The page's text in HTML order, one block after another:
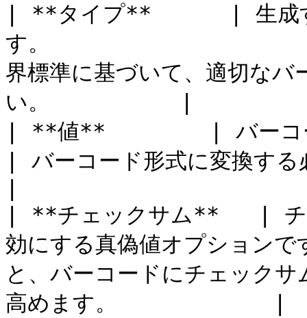
| **タイプ**      | 生成す
す。
界標準に基づいて、適切なバ
い。          |
| **値**        | バーコー
| バーコード形式に変換す
| **チェックサム**   | チ
効にする真偽値オプシ
と、バーコードにチェック
高めます。            |